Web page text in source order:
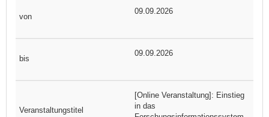
09.09.2026
09.09.2026
[Online Veranstaltung]: Einstieg
in das